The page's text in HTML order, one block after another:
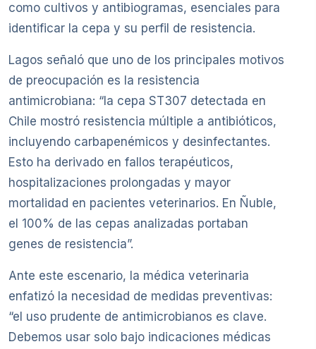
como cultivos y antibiogramas, esenciales para
identificar la cepa y su perfil de resistencia.
Lagos señaló que uno de los principales motivos
de preocupación es la resistencia
antimicrobiana: “la cepa ST307 detectada en
Chile mostró resistencia múltiple a antibióticos,
incluyendo carbapenémicos y desinfectantes.
Esto ha derivado en fallos terapéuticos,
hospitalizaciones prolongadas y mayor
mortalidad en pacientes veterinarios. En Ñuble,
el 100% de las cepas analizadas portaban
genes de resistencia”.
Ante este escenario, la médica veterinaria
enfatizó la necesidad de medidas preventivas:
“el uso prudente de antimicrobianos es clave.
Debemos usar solo bajo indicaciones médicas